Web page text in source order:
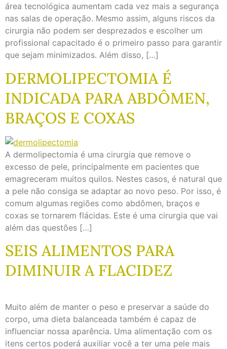
área tecnológica aumentam cada vez mais a segurança
nas salas de operação. Mesmo assim, alguns riscos da
cirurgia não podem ser desprezados e escolher um
profissional capacitado é o primeiro passo para garantir
que sejam minimizados. Além disso, […]
DERMOLIPECTOMIA É
INDICADA PARA ABDÔMEN,
BRAÇOS E COXAS
A dermolipectomia é uma cirurgia que remove o
excesso de pele, principalmente em pacientes que
emagreceram muitos quilos. Nestes casos, é natural que
a pele não consiga se adaptar ao novo peso. Por isso, é
comum algumas regiões como abdômen, braços e
coxas se tornarem flácidas. Este é uma cirurgia que vai
além das questões […]
SEIS ALIMENTOS PARA
DIMINUIR A FLACIDEZ
Muito além de manter o peso e preservar a saúde do
corpo, uma dieta balanceada também é capaz de
influenciar nossa aparência. Uma alimentação com os
itens certos poderá auxiliar você a ter uma pele mais